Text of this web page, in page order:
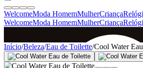
WelcomeModa HomemMulherCriança
WelcomeModa HomemMulherCriança
SINCE 2005
Início/Beleza/Eau de Toilette/Cool Water